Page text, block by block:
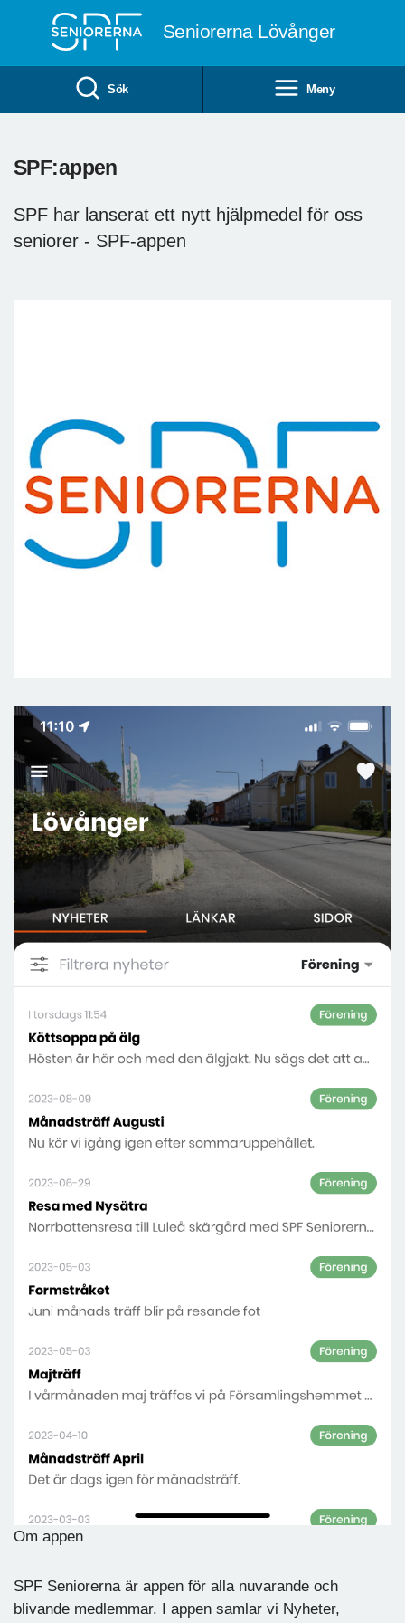
Seniorerna Lövånger
Sök Meny
SPF:appen
SPF har lanserat ett nytt hjälpmedel för oss
seniorer - SPF-appen
Om appen
SPF Seniorerna är appen för alla nuvarande och
blivande medlemmar. I appen samlar vi Nyheter,